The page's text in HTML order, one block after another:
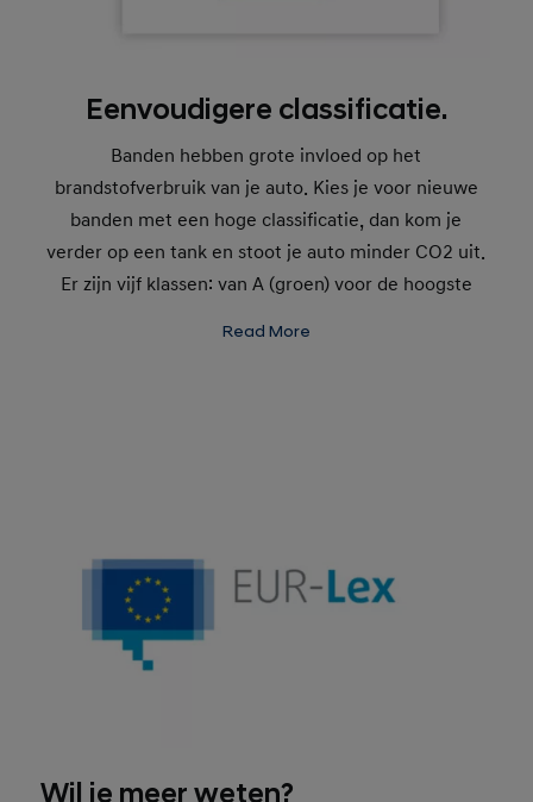
Eenvoudigere classificatie.
Banden hebben grote invloed op het
brandstofverbruik van je auto. Kies je voor nieuwe
banden met een hoge classificatie, dan kom je
verder op een tank en stoot je auto minder CO2 uit.
Er zijn vijf klassen: van A (groen) voor de hoogste
Read More
Wil je meer weten?